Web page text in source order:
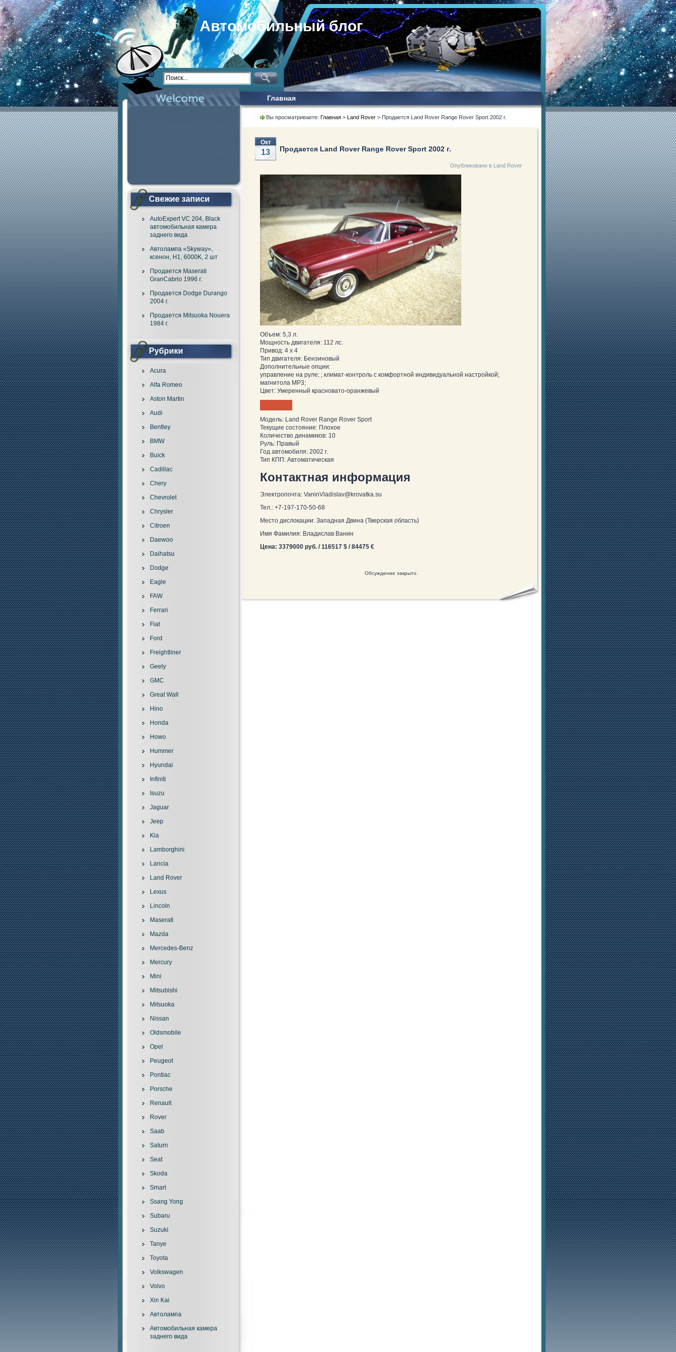
Автомобильный блог
Главная
Свежие записи
AutoExpert VC 204, Black
автомобильная камера
заднего вида
Автолампа «Skyway»,
ксенон, H1, 6000K, 2 шт
Продается Maserati
GranCabrio 1996 г.
Продается Dodge Durango
2004 г.
Продается Mitsuoka Nouera
1984 г.
Рубрики
Acura
Alfa Romeo
Aston Martin
Audi
Bentley
BMW
Buick
Cadillac
Chery
Chevrolet
Chrysler
Citroen
Daewoo
Daihatsu
Dodge
Eagle
FAW
Ferrari
Fiat
Ford
Freightliner
Geely
GMC
Great Wall
Hino
Honda
Howo
Hummer
Hyundai
Infiniti
Isuzu
Jaguar
Jeep
Kia
Lamborghini
Lancia
Land Rover
Lexus
Lincoln
Maserati
Mazda
Mercedes-Benz
Mercury
Mini
Mitsubishi
Mitsuoka
Nissan
Oldsmobile
Opel
Peugeot
Pontiac
Porsche
Renault
Rover
Saab
Saturn
Seat
Skoda
Smart
Ssang Yong
Subaru
Suzuki
Tanye
Toyota
Volkswagen
Volvo
Xin Kai
Автолампа
Автомобильная камера
заднего вида
Вы просматриваете: Главная > Land Rover > Продается Land Rover Range Rover Sport 2002 г.
Продается Land Rover Range Rover Sport 2002 г.
Опубликовано в Land Rover
Окт
13
Объем: 5,3 л.
Мощность двигателя: 112 лс.
Привод: 4 x 4
Тип двигателя: Бензиновый
Дополнительные опции:
управление на руле; ; климат-контроль с комфортной индивидуальной настройкой;
магнитола MP3;
Цвет: Умеренный красновато-оранжевый
Модель: Land Rover Range Rover Sport
Текущие состояние: Плохое
Количество динамиков: 10
Руль: Правый
Год автомобиля: 2002 г.
Тип КПП: Автоматическая
Контактная информация
Электропочта: VaninVladislav@krovatka.su
Тел.: +7-197-170-50-68
Место дислокации: Западная Двина (Тверская область)
Имя Фамилия: Владислав Ванин
Цена: 3379000 руб. / 116517 $ / 84475 €
Обсуждение закрыто.